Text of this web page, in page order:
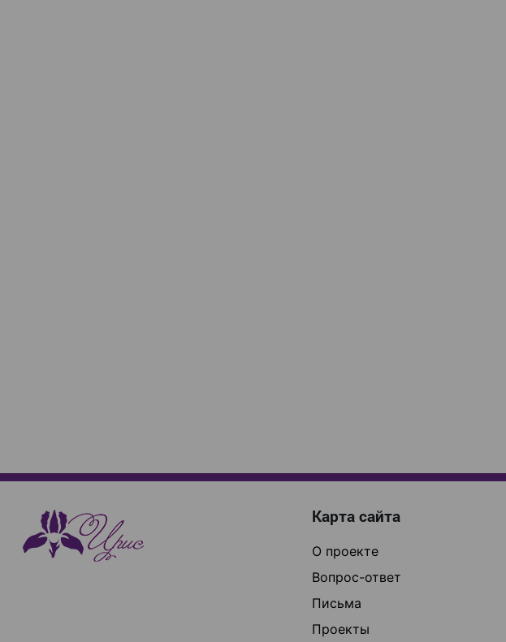
Карта сайта
О проекте
Вопрос-ответ
Письма
Проекты